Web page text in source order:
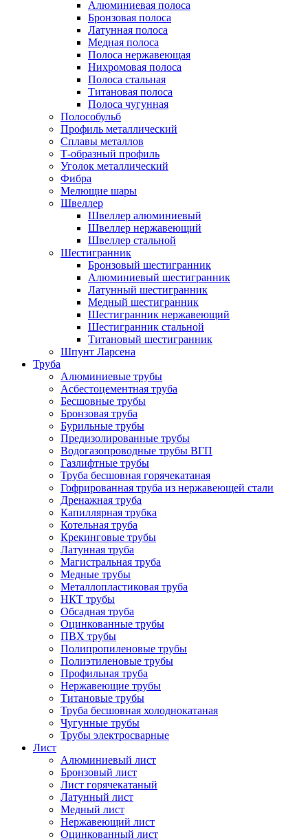
Алюминиевая полоса
Бронзовая полоса
Латунная полоса
Медная полоса
Полоса нержавеющая
Нихромовая полоса
Полоса стальная
Титановая полоса
Полоса чугунная
Полособульб
Профиль металлический
Сплавы металлов
Т-образный профиль
Уголок металлический
Фибра
Мелющие шары
Швеллер
Швеллер алюминиевый
Швеллер нержавеющий
Швеллер стальной
Шестигранник
Бронзовый шестигранник
Алюминиевый шестигранник
Латунный шестигранник
Медный шестигранник
Шестигранник нержавеющий
Шестигранник стальной
Титановый шестигранник
Шпунт Ларсена
Труба
Алюминиевые трубы
Асбестоцементная труба
Бесшовные трубы
Бронзовая труба
Бурильные трубы
Предизолированные трубы
Водогазопроводные трубы ВГП
Газлифтные трубы
Труба бесшовная горячекатаная
Гофрированная труба из нержавеющей стали
Дренажная труба
Капиллярная трубка
Котельная труба
Крекинговые трубы
Латунная труба
Магистральная труба
Медные трубы
Металлопластиковая труба
НКТ трубы
Обсадная труба
Оцинкованные трубы
ПВХ трубы
Полипропиленовые трубы
Полиэтиленовые трубы
Профильная труба
Нержавеющие трубы
Титановые трубы
Труба бесшовная холоднокатаная
Чугунные трубы
Трубы электросварные
Лист
Алюминиевый лист
Бронзовый лист
Лист горячекатаный
Латунный лист
Медный лист
Нержавеющий лист
Оцинкованный лист